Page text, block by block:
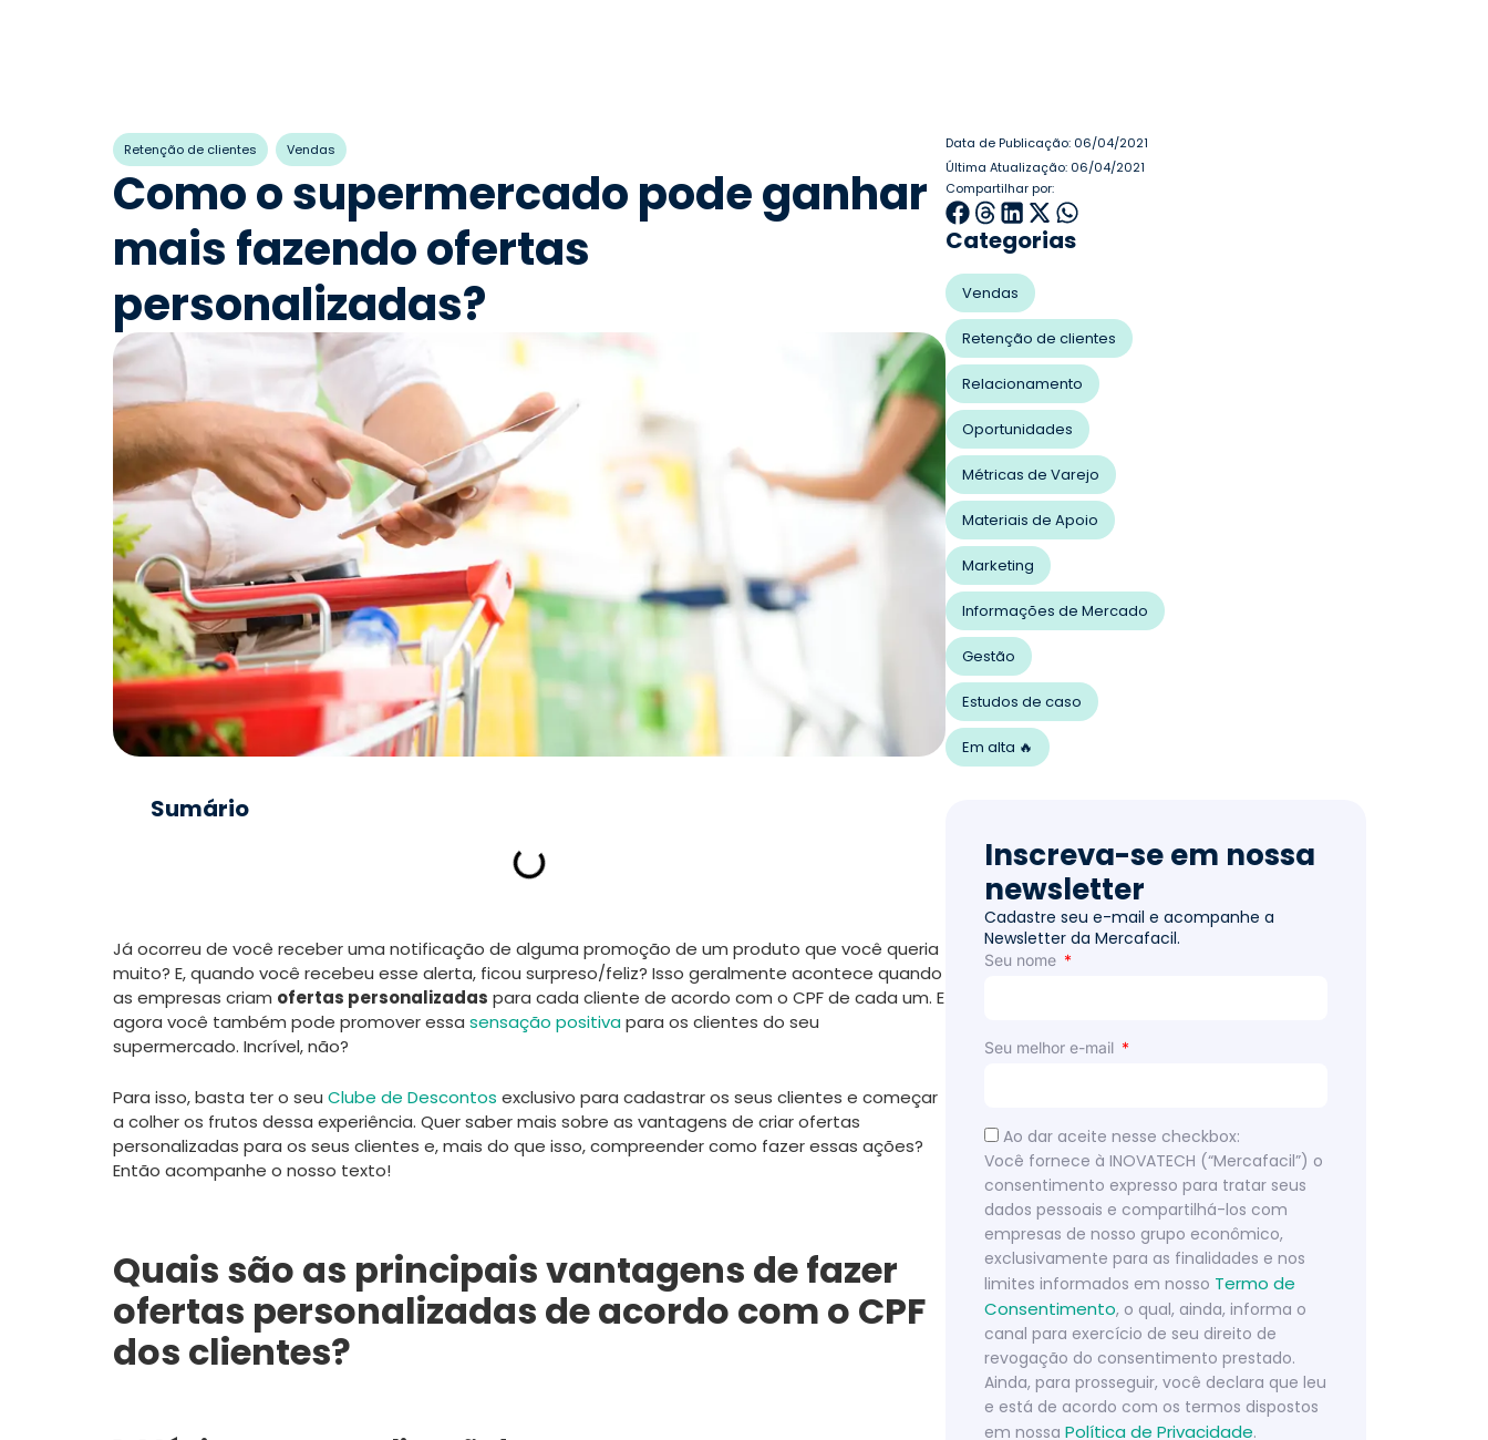
Retenção de clientes Vendas
Como o supermercado pode ganhar
mais fazendo ofertas
personalizadas?
Sumário
Já ocorreu de você receber uma notificação de alguma promoção de um produto que você queria
muito? E, quando você recebeu esse alerta, ficou surpreso/feliz? Isso geralmente acontece quando
as empresas criam ofertas personalizadas para cada cliente de acordo com o CPF de cada um. E
agora você também pode promover essa sensação positivapara os clientes do seu
supermercado. Incrível, não?
Para isso, basta ter o seu Clube de Descontos exclusivo para cadastrar os seus clientes e começar
a colher os frutos dessa experiência. Quer saber mais sobre as vantagens de criar ofertas
personalizadas para os seus clientes e, mais do que isso, compreender como fazer essas ações?
Então acompanhe o nosso texto!
Quais são as principais vantagens de fazer
ofertas personalizadas de acordo com o CPF
dos clientes?
Data de Publicação: 06/04/2021
Última Atualização: 06/04/2021
Compartilhar por:
Categorias
Vendas
Retenção de clientes
Relacionamento
Oportunidades
Métricas de Varejo
Materiais de Apoio
Marketing
Informações de Mercado
Gestão
Estudos de caso
Em alta 🔥
Inscreva-se em nossa
newsletter
Cadastre seu e-mail e acompanhe a
Newsletter da Mercafacil.
Seu nome
Seu melhor e-mail
Ao dar aceite nesse checkbox:
Você fornece à INOVATECH (“Mercafacil”) o
consentimento expresso para tratar seus
dados pessoais e compartilhá-los com
empresas de nosso grupo econômico,
exclusivamente para as finalidades e nos
limites informados em nosso Termo de
Consentimento, o qual, ainda, informa o
canal para exercício de seu direito de
revogação do consentimento prestado.
Ainda, para prosseguir, você declara que leu
e está de acordo com os termos dispostos
em nossaPolítica de Privacidade.